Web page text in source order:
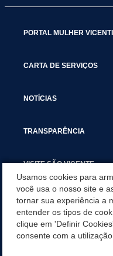
PORTAL MULHER
CARTA DE SERVIÇOS
NOTÍCIAS
TRANSPARÊNCIA
VISITE SÃO VICENTE
SÃO VICENTE REFORÇA
DURANTE O AGOSTO
CONSCIENTIZAÇÃO E
Usamos cookies para
você usa o nosso site e
tornar sua experiência a
entender os tipos de
clique em 'Definir
consente com a